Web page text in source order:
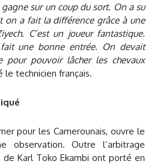
sur un coup du sort. On a su
on a fait la différence grâce à une
C’est un joueur fantastique.
une bonne entrée. On devait
pour pouvoir lâcher les chevaux
le technicien français.
pour les Camerounais, ouvre le
observation. Outre l’arbitrage
Karl Toko Ekambi ont porté en